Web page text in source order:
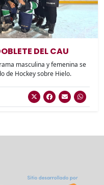
DEL CAU
masculina y femenina se
de Hockey sobre Hielo.